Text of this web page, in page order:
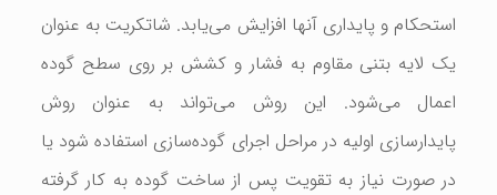
استحکام و پایداری آنها افزایش می‌یابد. شاتکریت به عنوان
یک لایه بتنی مقاوم به فشار و کشش بر روی سطح گوده
اعمال می‌شود. این روش می‌تواند به عنوان روش
پایدارسازی اولیه در مراحل اجرای گوده‌سازی استفاده شود یا
در صورت نیاز به تقویت پس از ساخت گوده به کار گرفته